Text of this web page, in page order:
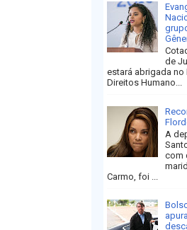
de
estará abrigada no
Direitos Humano...
A
com
Carmo, foi ...